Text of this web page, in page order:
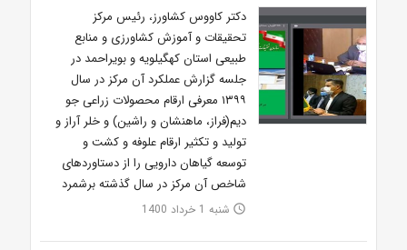
دکتر کاووس کشاورز، رئیس مرکز
تحقیقات و آموزش کشاورزی و منابع
طبیعی استان کهگیلویه و بویراحمد در
جلسه گزارش عملکرد آن مرکز در سال
۱۳۹۹ معرفی ارقام محصولات زراعی جو
دیم(فراز، ماهنشان و راشین) و خلر آراز و
تولید و تکثیر ارقام علوفه و کشت و
توسعه گیاهان دارویی را از دستاوردهای
شاخص آن مرکز در سال گذشته برشمرد
access_time شنبه 1 خرداد 1400